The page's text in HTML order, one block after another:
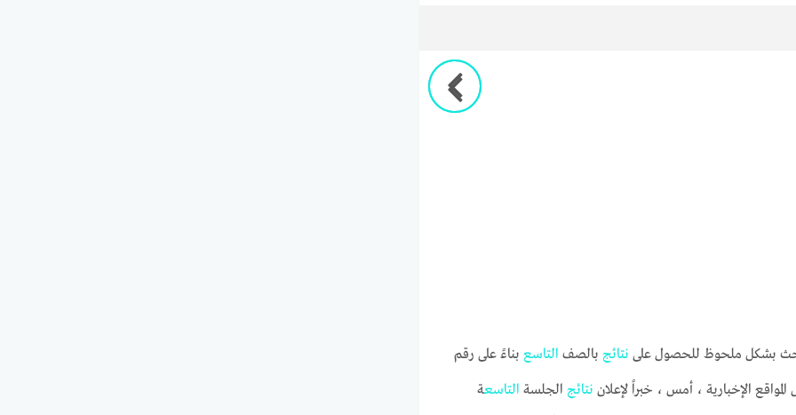
بشكل ملحوظ للحصول على نتائج بالصف التاسع بناءً على رقم
الإخبارية ، أمس ، خبراً لإعلان نتائج الجلسة التاسعة